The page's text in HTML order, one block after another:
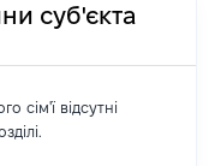
суб'єкта
сім'ї відсутні